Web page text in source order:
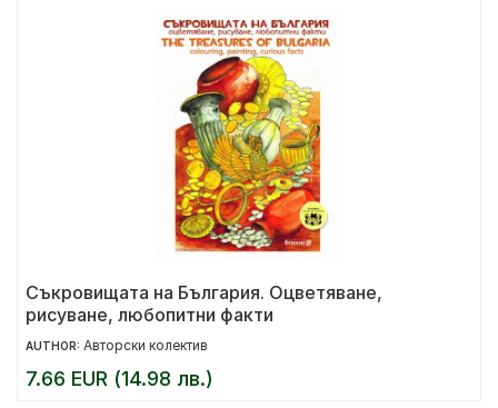
Съкровищата на България. Оцветяване,
рисуване, любопитни факти
AUTHOR: Авторски колектив
7.66 EUR (14.98 лв.)